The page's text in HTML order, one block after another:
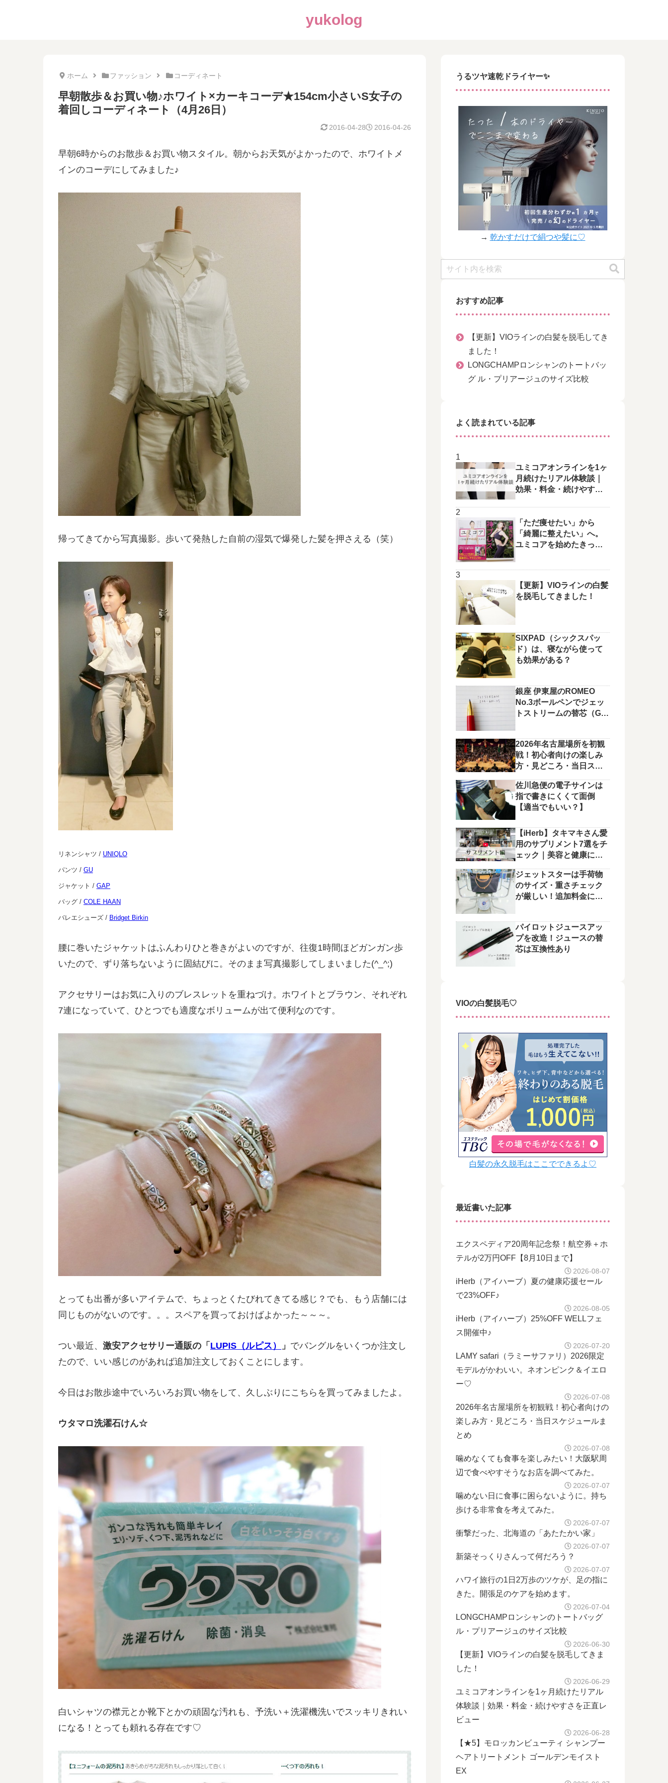
yukolog
ホーム ファッション コーディネート
早朝散歩＆お買い物♪ホワイト×カーキコーデ★154cm小さいS女子の
着回しコーディネート（4月26日）
2016-04-26
2016-04-28
早朝6時からのお散歩＆お買い物スタイル。朝からお天気がよかったので、ホワイトメ
インのコーデにしてみました♪
帰ってきてから写真撮影。歩いて発熱した自前の湿気で爆発した髪を押さえる（笑）
リネンシャツ / UNIQLO
パンツ / GU
ジャケット / GAP
バッグ / COLE HAAN
バレエシューズ / Bridget Birkin
腰に巻いたジャケットはふんわりひと巻きがよいのですが、往復1時間ほどガンガン歩
いたので、ずり落ちないように固結びに。そのまま写真撮影してしまいました(^_^;)
アクセサリーはお気に入りのブレスレットを重ねづけ。ホワイトとブラウン、それぞれ
7連になっていて、ひとつでも適度なボリュームが出て便利なのです。
とっても出番が多いアイテムで、ちょっとくたびれてきてる感じ？でも、もう店舗には
同じものがないのです。。。スペアを買っておけばよかった～～～。
つい最近、 激安アクセサリー通販の「 LUPIS（ルピス） 」 でバングルをいくつか注文し
たので、いい感じのがあれば追加注文しておくことにします。
今日はお散歩途中でいろいろお買い物をして、久しぶりにこちらを買ってみましたよ。
ウタマロ洗濯石けん☆
白いシャツの襟元とか靴下とかの頑固な汚れも、予洗い＋洗濯機洗いでスッキリきれい
になる！とっても頼れる存在です♡
うるツヤ速乾ドライヤー✨
→ 乾かすだけで絹つや髪に♡
おすすめ記事
【更新】VIOラインの白髪を脱毛してき
ました！
LONGCHAMPロンシャンのトートバッ
グ ル・プリアージュのサイズ比較
よく読まれている記事
ユミコアオンラインを1ヶ
月続けたリアル体験談｜
効果・料金・続けやすさ
「ただ痩せたい」から
「綺麗に整えたい」へ。
ユミコアを始めたきっか
【更新】VIOラインの白髪
を脱毛してきました！
SIXPAD（シックスパッ
ド）は、寝ながら使って
も効果がある？
銀座 伊東屋のROMEO
No.3ボールペンでジェッ
トストリームの替芯（G2
2026年名古屋場所を初観
戦！初心者向けの楽しみ
方・見どころ・当日スケ
佐川急便の電子サインは
指で書きにくくて面倒
【適当でもいい？】
【iHerb】タキマキさん愛
用のサプリメント7選をチ
ェック｜美容と健康に役
ジェットスターは手荷物
のサイズ・重さチェック
が厳しい！追加料金にご
パイロットジュースアッ
プを改造！ジュースの替
芯は互換性あり
VIOの白髪脱毛♡
白髪の永久脱毛はここでできるよ♡
最近書いた記事
エクスペディア20周年記念祭！航空券＋ホ
テルが2万円OFF【8月10日まで】
2026-08-07
iHerb（アイハーブ）夏の健康応援セール
で23%OFF♪
2026-08-05
iHerb（アイハーブ）25%OFF WELLフェ
ス開催中♪
2026-07-20
LAMY safari（ラミーサファリ）2026限定
モデルがかわいい。ネオンピンク＆イエロ
ー♡
2026-07-08
2026年名古屋場所を初観戦！初心者向けの
楽しみ方・見どころ・当日スケジュールま
とめ
2026-07-08
噛めなくても食事を楽しみたい！大阪駅周
辺で食べやすそうなお店を調べてみた。
2026-07-07
噛めない日に食事に困らないように。持ち
歩ける非常食を考えてみた。
2026-07-07
衝撃だった、北海道の「あたたかい家」
2026-07-07
新築そっくりさんって何だろう？
2026-07-07
ハワイ旅行の1日2万歩のツケが、足の指に
きた。開張足のケアを始めます。
2026-07-04
LONGCHAMPロンシャンのトートバッグ
ル・プリアージュのサイズ比較
2026-06-30
【更新】VIOラインの白髪を脱毛してきま
した！
2026-06-29
ユミコアオンラインを1ヶ月続けたリアル
体験談｜効果・料金・続けやすさを正直レ
ビュー
2026-06-28
【★5】モロッカンビューティ シャンプー
ヘアトリートメント ゴールデンモイスト
EX